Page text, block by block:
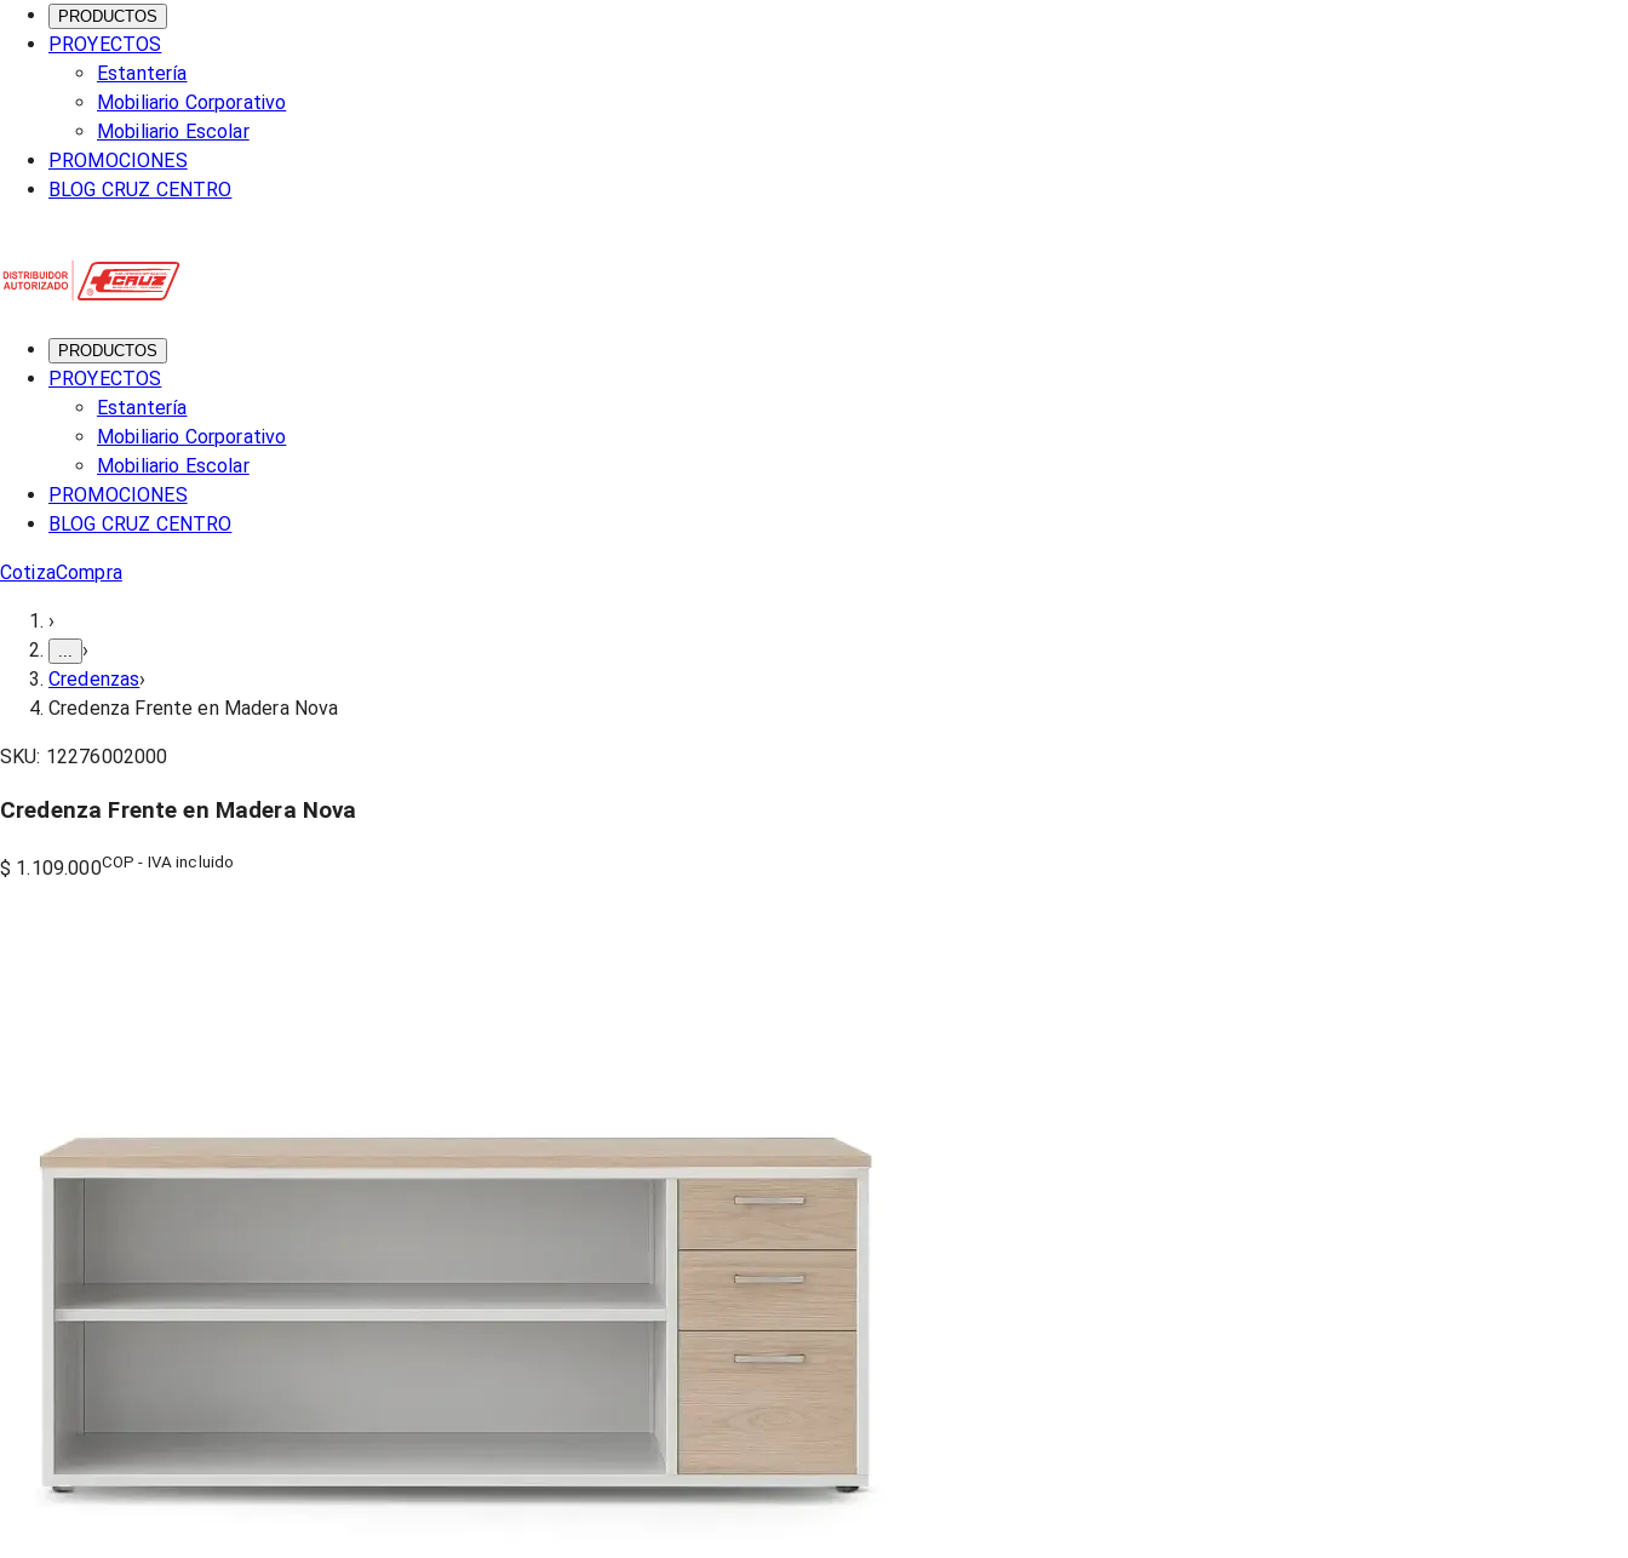
PRODUCTOS
PROYECTOS
Estantería
Mobiliario Corporativo
Mobiliario Escolar
PROMOCIONES
BLOG CRUZ CENTRO
PRODUCTOS
PROYECTOS
Estantería
Mobiliario Corporativo
Mobiliario Escolar
PROMOCIONES
BLOG CRUZ CENTRO
CotizaCompra
›
›
Credenzas›
Credenza Frente en Madera Nova
SKU: 12276002000
Credenza Frente en Madera Nova
$ 1.109.000COP - IVA incluido